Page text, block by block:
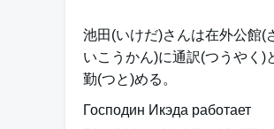
池田(いけだ)さんは在外公館(
いこうかん)に通訳(つうやく)
勤(つと)める。
Господин Икэда работает